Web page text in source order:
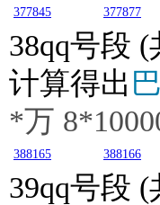
377845 377877
38qq号段 (
计算得出
*万
388165 388166
39qq号段 (